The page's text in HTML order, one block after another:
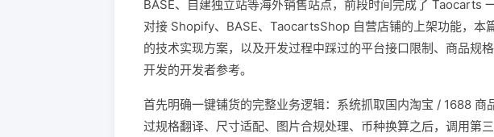
BASE、自建独立站等海外销售站点，前段时间完成了 Taocarts
对接 Shopify、BASE、TaocartsShop 自营店铺的上架功能，本
的技术实现方案，以及开发过程中踩过的平台接口限制、商品规
开发的开发者参考。
首先明确一键铺货的完整业务逻辑：系统抓取国内淘宝 / 1688
过规格翻译、尺寸适配、图片合规处理、币种换算之后，调用第